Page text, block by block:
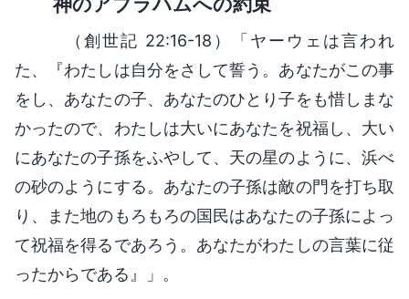
（創世記 22:16-18）「ヤーウェは言われ
た、『わたしは自分をさして誓う。あなたがこの事
をし、あなたの子、あなたのひとり子をも惜しまな
かったので、わたしは大いにあなたを祝福し、大い
にあなたの子孫をふやして、天の星のように、浜べ
の砂のようにする。あなたの子孫は敵の門を打ち取
り、また地のもろもろの国民はあなたの子孫によっ
て祝福を得るであろう。あなたがわたしの言葉に従
ったからである』」。